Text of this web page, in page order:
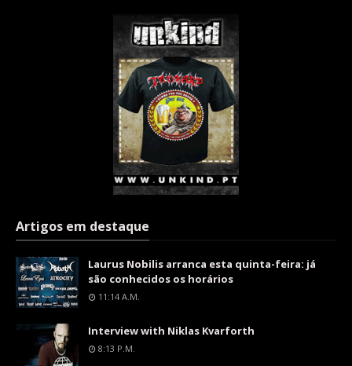
Artigos em destaque
Laurus Nobilis arranca esta quinta-feira: já
são conhecidos os horários
11:14 A.m.
Interview with Niklas Kvarforth
8:13 P.m.